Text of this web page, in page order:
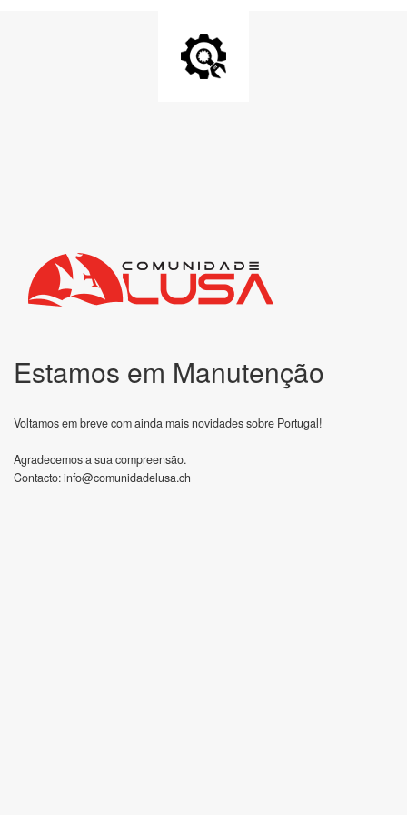
Estamos em Manutenção
Voltamos em breve com ainda mais novidades sobre Portugal!
Agradecemos a sua compreensão.
Contacto:info@comunidadelusa.ch